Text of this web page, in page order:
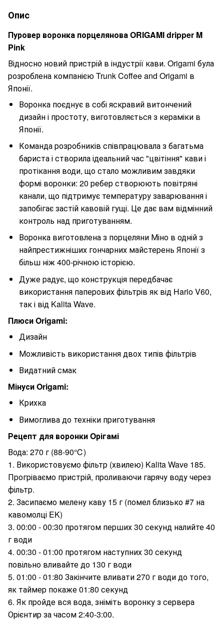
Опис
Пуровер воронка порцелянова ORIGAMI dripper M
Pink
Відносно новий пристрій в індустрії кави. Origami була
розроблена компанією Trunk Coffee and Origami в
Японії.
Воронка поєднує в собі яскравий витончений
дизайн і простоту, виготовляється з кераміки в
Японії.
Команда розробників співпрацювала з багатьма
бариста і створила ідеальний час "цвітіння" кави і
протікання води, що стало можливим завдяки
формі воронки: 20 ребер створюють повітряні
канали, що підтримує температуру заварювання і
запобігає застій кавовій гущі. Це дає вам відмінний
контроль над приготуванням.
Воронка виготовлена з порцеляни Міно в одній з
найпрестижніших гончарних майстерень Японії з
більш ніж 400-річною історією.
Дуже радує, що конструкція передбачає
використання паперових фільтрів як від Hario V60,
так і від Kalita Wave.
Плюси Origami:
Дизайн
Можливість використання двох типів фільтрів
Видатний смак
Мінуси Origami:
Крихка
Вимоглива до техніки приготування
Рецепт для воронки Oрігамі
Вода: 270 г (88-90℃)
1. Використовуємо фільтр (хвилею) Kalita Wave 185.
Прогріваємо пристрій, проливаючи гарячу воду через
фільтр.
2. Засипаємо мелену каву 15 г (помел близько #7 на
кавомолці EK)
3. 00:00 - 00:30 протягом перших 30 секунд налийте 40
г води
4. 00:30 - 01:00 протягом наступних 30 секунд
повільно вливайте до 130 г води
5. 01:00 - 01:80 Закінчите вливати 270 г води до того,
як таймер покаже 01:80 секунд
6. Як пройде вся вода, зніміть воронку з сервера
Орієнтир за часом 2:40-3:00.